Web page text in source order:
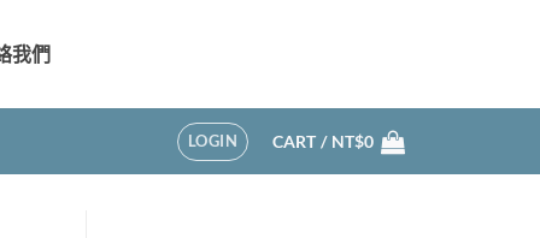
我們
LOGIN CART / NT$0